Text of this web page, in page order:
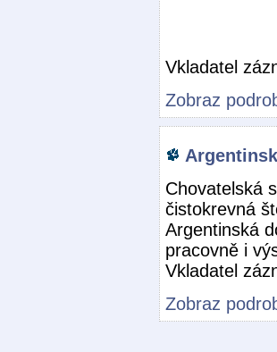
Vkladatel
Zobraz
Chovatelská
čistokrevná
Argentinská
pracovně i
Vkladatel
Zobraz